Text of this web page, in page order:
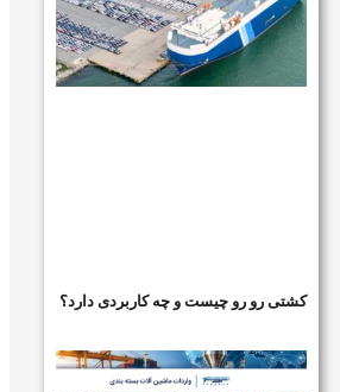
کشتی رو رو چیست و چه کاربردی دارد؟